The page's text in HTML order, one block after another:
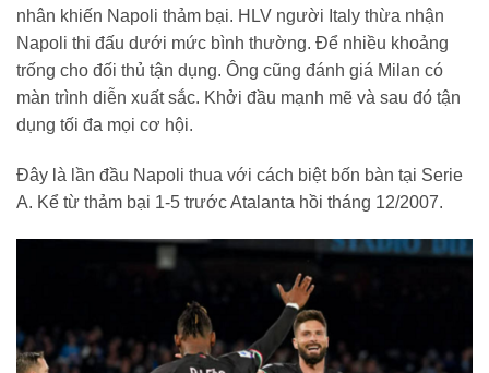
nhân khiến Napoli thảm bại. HLV người Italy thừa nhận
Napoli thi đấu dưới mức bình thường. Để nhiều khoảng
trống cho đối thủ tận dụng. Ông cũng đánh giá Milan có
màn trình diễn xuất sắc. Khởi đầu mạnh mẽ và sau đó tận
dụng tối đa mọi cơ hội.
Đây là lần đầu Napoli thua với cách biệt bốn bàn tại Serie
A. Kể từ thảm bại 1-5 trước Atalanta hồi tháng 12/2007.